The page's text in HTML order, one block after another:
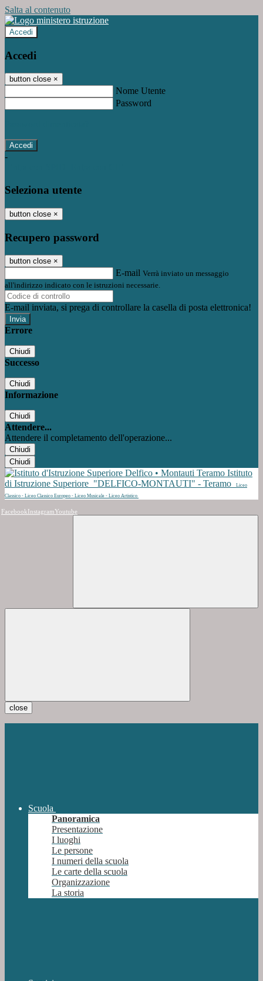
Salta al contenuto
Accedi
Accedi
button close ×
Nome Utente
Password
-
Seleziona utente
button close ×
Recupero password
button close ×
E-mail Verrà inviato un messaggio
all'indirizzo indicato con le istruzioni necessarie.
E-mail inviata, si prega di controllare la casella di posta elettronica!
Errore
Chiudi
Successo
Chiudi
Informazione
Chiudi
Attendere...
Attendere il completamento dell'operazione...
Chiudi
Chiudi
Istituto
di Istruzione Superiore "DELFICO-MONTAUTI" - Teramo
Liceo
Classico - Liceo Classico Europeo - Liceo Musicale - Liceo Artistico
Facebook InstagramYoutube
close
Scuola
Panoramica
Presentazione
I luoghi
Le persone
I numeri della scuola
Le carte della scuola
Organizzazione
La storia